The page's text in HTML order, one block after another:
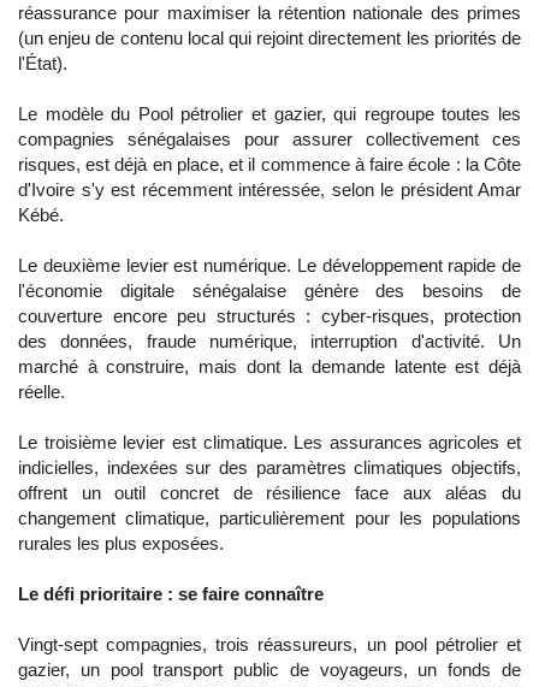
réassurance pour maximiser la rétention nationale des primes
(un enjeu de contenu local qui rejoint directement les priorités de
l'État).
Le modèle du Pool pétrolier et gazier, qui regroupe toutes les
compagnies sénégalaises pour assurer collectivement ces
risques, est déjà en place, et il commence à faire école : la Côte
d'Ivoire s'y est récemment intéressée, selon le président Amar
Kébé.
Le deuxième levier est numérique. Le développement rapide de
l'économie digitale sénégalaise génère des besoins de
couverture encore peu structurés : cyber-risques, protection
des données, fraude numérique, interruption d'activité. Un
marché à construire, mais dont la demande latente est déjà
réelle.
Le troisième levier est climatique. Les assurances agricoles et
indicielles, indexées sur des paramètres climatiques objectifs,
offrent un outil concret de résilience face aux aléas du
changement climatique, particulièrement pour les populations
rurales les plus exposées.
Le défi prioritaire : se faire connaître
Vingt-sept compagnies, trois réassureurs, un pool pétrolier et
gazier, un pool transport public de voyageurs, un fonds de